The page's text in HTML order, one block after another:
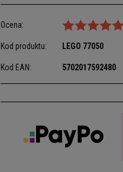
Ocena:
Kod produktu: LEGO 77050
Kod EAN: 5702017592480